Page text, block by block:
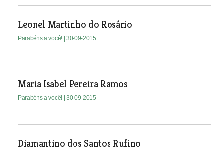
Leonel Martinho do Rosário
Parabéns a você! | 30-09-2015
Maria Isabel Pereira Ramos
Parabéns a você! | 30-09-2015
Diamantino dos Santos Rufino